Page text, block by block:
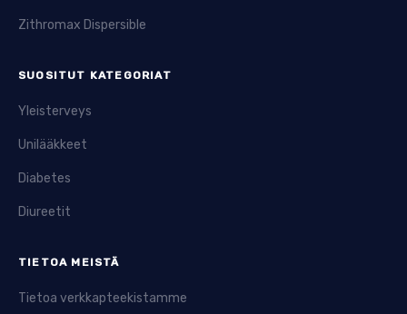
Zithromax Dispersible
SUOSITUT KATEGORIAT
Yleisterveys
Unilääkkeet
Diabetes
Diureetit
TIETOA MEISTÄ
Tietoa verkkapteekistamme